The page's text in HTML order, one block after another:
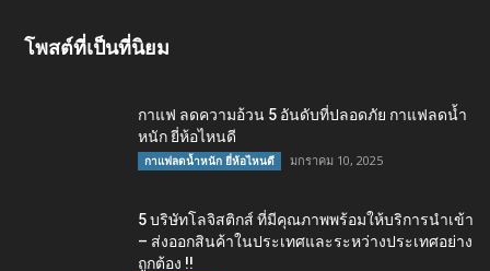
โพสต์ที่เป็นที่นิยม
กาแฟ ลดความอ้วน 5 อันดับที่ปลอดภัย กาแฟลดน้ำ
หนัก ยี่ห้อไหนดี
กาแฟลดน้ำหนัก ยี่ห้อไหนดี มกราคม 10, 2025
5 บริษัทโลจิสติกส์ ที่มีคุณภาพพร้อมให้บริการนำเข้า
– ส่งออกสินค้าในประเทศและระหว่างประเทศอย่าง
ถูกต้อง !!